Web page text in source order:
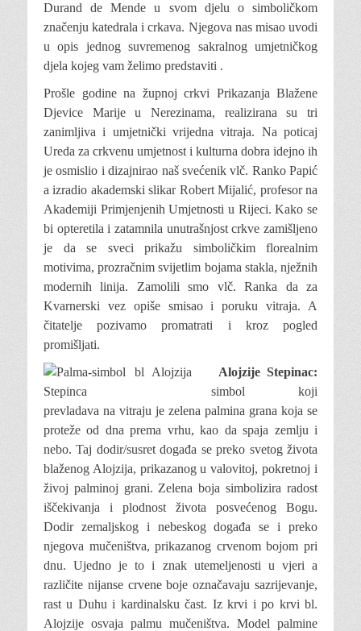
Durand de Mende u svom djelu o simboličkom
značenju katedrala i crkava. Njegova nas misao uvodi
u opis jednog suvremenog sakralnog umjetničkog
djela kojeg vam želimo predstaviti .
Prošle godine na župnoj crkvi Prikazanja Blažene
Djevice Marije u Nerezinama, realizirana su tri
zanimljiva i umjetnički vrijedna vitraja. Na poticaj
Ureda za crkvenu umjetnost i kulturna dobra idejno ih
je osmislio i dizajnirao naš svećenik vlč. Ranko Papić
a izradio akademski slikar Robert Mijalić, profesor na
Akademiji Primjenjenih Umjetnosti u Rijeci. Kako se
bi opteretila i zatamnila unutrašnjost crkve zamišljeno
je da se sveci prikažu simboličkim florealnim
motivima, prozračnim svijetlim bojama stakla, nježnih
modernih linija. Zamolili smo vlč. Ranka da za
Kvarnerski vez opiše smisao i poruku vitraja. A
čitatelje pozivamo promatrati i kroz pogled
promišljati.
Alojzije Stepinac:
simbol koji
prevladava na vitraju je zelena palmina grana koja se
proteže od dna prema vrhu, kao da spaja zemlju i
nebo. Taj dodir/susret događa se preko svetog života
blaženog Alojzija, prikazanog u valovitoj, pokretnoj i
živoj palminoj grani. Zelena boja simbolizira radost
iščekivanja i plodnost života posvećenog Bogu.
Dodir zemaljskog i nebeskog događa se i preko
njegova mučeništva, prikazanog crvenom bojom pri
dnu. Ujedno je to i znak utemeljenosti u vjeri a
različite nijanse crvene boje označavaju sazrijevanje,
rast u Duhu i kardinalsku čast. Iz krvi i po krvi bl.
Alojzije osvaja palmu mučeništva. Model palmine